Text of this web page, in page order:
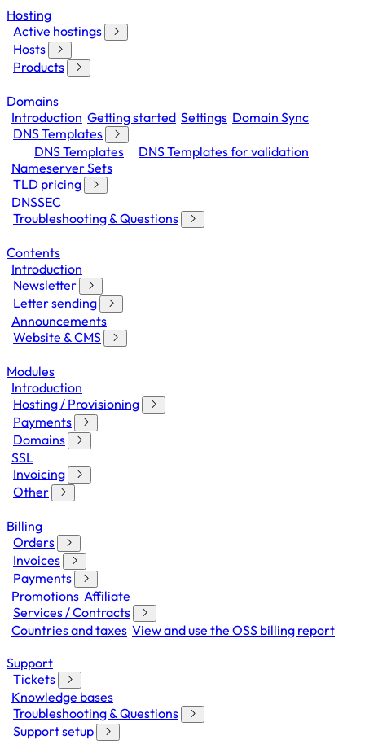
Hosting
Active hostings
Hosts
Products
Domains
Introduction Getting started Settings Domain Sync
DNS Templates
DNS Templates
DNS Templates for validation
Nameserver Sets
TLD pricing
DNSSEC
Troubleshooting & Questions
Contents
Introduction
Newsletter
Letter sending
Announcements
Website & CMS
Modules
Introduction
Hosting / Provisioning
Payments
Domains
SSL
Invoicing
Other
Billing
Orders
Invoices
Payments
Promotions Affiliate
Services / Contracts
Countries and taxes View and use the OSS billing report
Support
Tickets
Knowledge bases
Troubleshooting & Questions
Support setup